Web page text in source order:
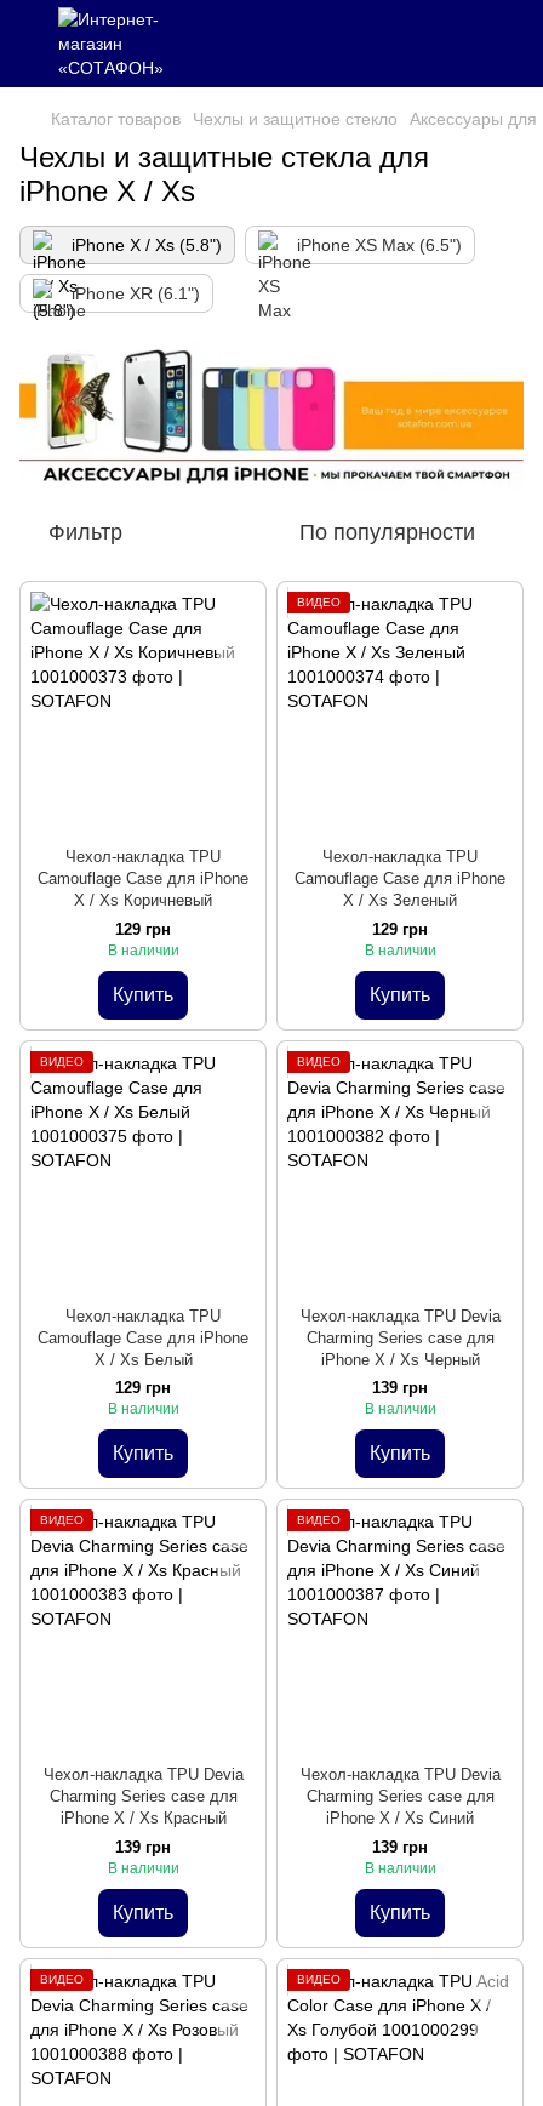
Каталог товаров Чехлы и защитное стекло Аксессуары для
Чехлы и защитные стекла для
iPhone X / Xs
iPhone X / Xs (5.8") iPhone XS Max (6.5")
iPhone XR (6.1")
Фильтр По популярности
Чехол-накладка TPU
Camouflage Case для iPhone
X / Xs Коричневый
129 грн
В наличии
Купить
ВИДЕО
Чехол-накладка TPU
Camouflage Case для iPhone
X / Xs Зеленый
129 грн
В наличии
Купить
ВИДЕО
Чехол-накладка TPU
Camouflage Case для iPhone
X / Xs Белый
129 грн
В наличии
Купить
ВИДЕО
Чехол-накладка TPU Devia
Charming Series case для
iPhone X / Xs Черный
139 грн
В наличии
Купить
ВИДЕО
Чехол-накладка TPU Devia
Charming Series case для
iPhone X / Xs Красный
139 грн
В наличии
Купить
ВИДЕО
Чехол-накладка TPU Devia
Charming Series case для
iPhone X / Xs Синий
139 грн
В наличии
Купить
ВИДЕО ВИДЕО